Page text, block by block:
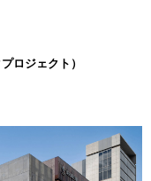
ロジェクト）